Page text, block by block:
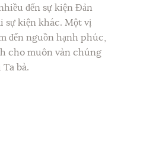
đến sự kiện Đản
sự kiện khác. Một vị
đến nguồn hạnh phúc,
cho muôn vàn chúng
bà.